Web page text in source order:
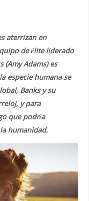
aterrizan en
de élite liderado
(Amy Adams) es
especie humana se
Banks y su
y para
que podría
humanidad.